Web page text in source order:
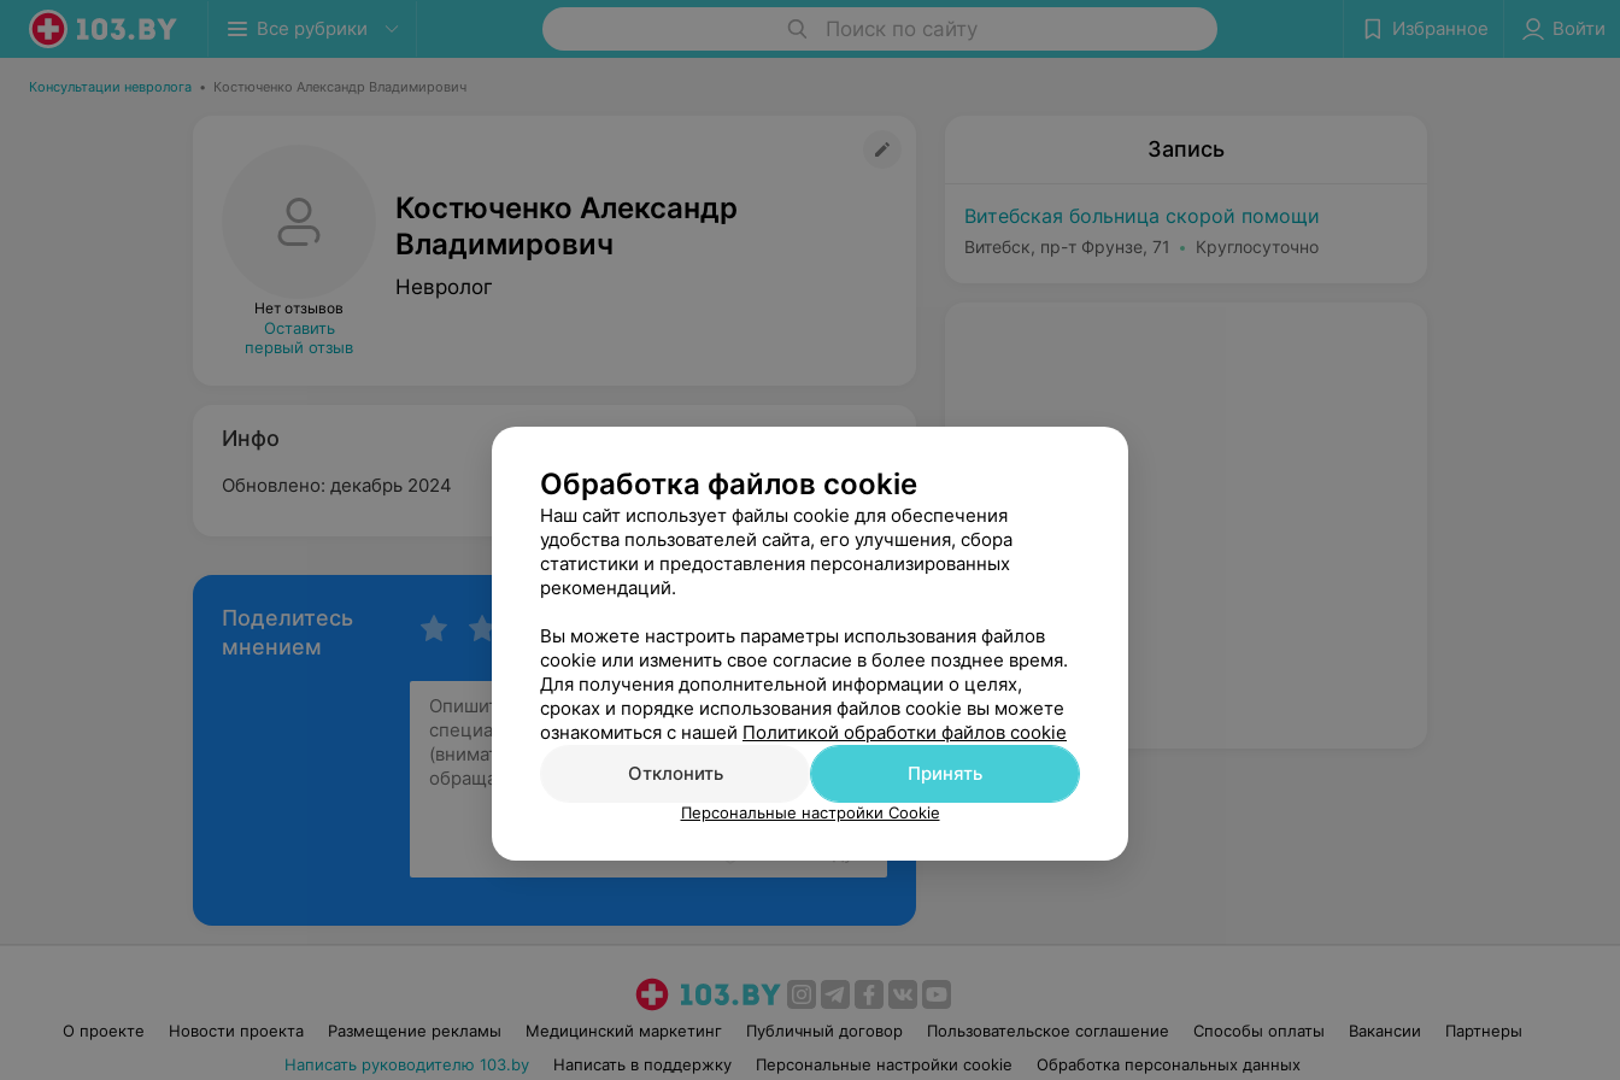
Все рубрики Поиск по сайту Избранное Войти
Консультации невролога • Костюченко Александр Владимирович
Нет отзывов
Оставить
первый отзыв
Костюченко Александр
Владимирович
Невролог
Инфо
Обновлено: декабрь 2024
Поделитесь
мнением
Запись
Витебская больница скорой помощи
Витебск, пр-т Фрунзе, 71 Круглосуточно
О проекте Новости проекта Размещение рекламы Медицинский маркетинг Публичный договор Пользовательское соглашение Способы оплаты Вакансии
Партнеры
Написать руководителю 103.by
Написать в поддержку Персональные настройки cookie Обработка персональных данных
Обработка файлов cookie
Наш сайт использует файлы cookie для обеспечения
удобства пользователей сайта, его улучшения, сбора
статистики и предоставления персонализированных
рекомендаций.
Вы можете настроить параметры использования файлов
cookie или изменить свое согласие в более позднее время.
Для получения дополнительной информации о целях,
сроках и порядке использования файлов cookie вы можете
ознакомиться с нашей Политикой обработки файлов cookie
Отклонить
Принять
Персональные настройки Cookie